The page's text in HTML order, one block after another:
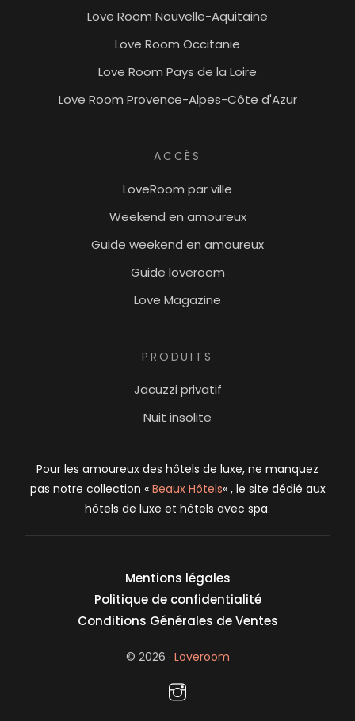
Love Room Nouvelle-Aquitaine
Love Room Occitanie
Love Room Pays de la Loire
Love Room Provence-Alpes-Côte d'Azur
ACCÈS
LoveRoom par ville
Weekend en amoureux
Guide weekend en amoureux
Guide loveroom
Love Magazine
PRODUITS
Jacuzzi privatif
Nuit insolite
Pour les amoureux des hôtels de luxe, ne manquez
pas notre collection « Beaux Hôtels« , le site dédié aux
hôtels de luxe et hôtels avec spa.
Mentions légales
Politique de confidentialité
Conditions Générales de Ventes
© 2026 · Loveroom
Newsletter